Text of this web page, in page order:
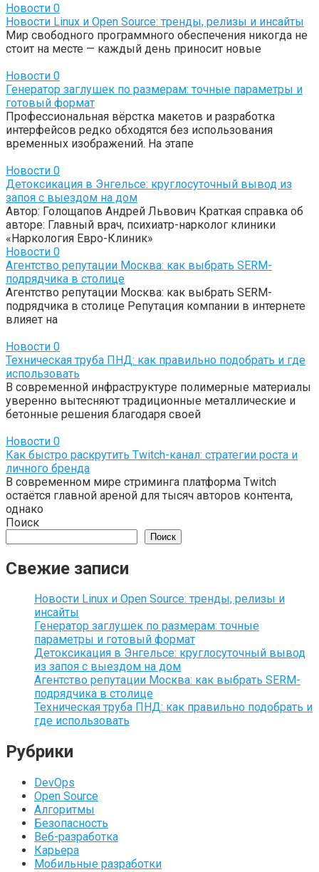
Новости 0
Новости Linux и Open Source: тренды, релизы и инсайты
Мир свободного программного обеспечения никогда не
стоит на месте — каждый день приносит новые
Новости 0
Генератор заглушек по размерам: точные параметры и
готовый формат
Профессиональная вёрстка макетов и разработка
интерфейсов редко обходятся без использования
временных изображений. На этапе
Новости 0
Детоксикация в Энгельсе: круглосуточный вывод из
запоя с выездом на дом
Автор: Голощапов Андрей Львович Краткая справка об
авторе: Главный врач, психиатр-нарколог клиники
«Наркология Евро-Клиник»
Новости 0
Агентство репутации Москва: как выбрать SERM-
подрядчика в столице
Агентство репутации Москва: как выбрать SERM-
подрядчика в столице Репутация компании в интернете
влияет на
Новости 0
Техническая труба ПНД: как правильно подобрать и где
использовать
В современной инфраструктуре полимерные материалы
уверенно вытесняют традиционные металлические и
бетонные решения благодаря своей
Новости 0
Как быстро раскрутить Twitch-канал: стратегии роста и
личного бренда
В современном мире стриминга платформа Twitch
остаётся главной ареной для тысяч авторов контента,
однако
Поиск
Поиск
Свежие записи
Новости Linux и Open Source: тренды, релизы и
инсайты
Генератор заглушек по размерам: точные
параметры и готовый формат
Детоксикация в Энгельсе: круглосуточный вывод
из запоя с выездом на дом
Агентство репутации Москва: как выбрать SERM-
подрядчика в столице
Техническая труба ПНД: как правильно подобрать и
где использовать
Рубрики
DevOps
Open Source
Алгоритмы
Безопасность
Веб-разработка
Карьера
Мобильные разработки